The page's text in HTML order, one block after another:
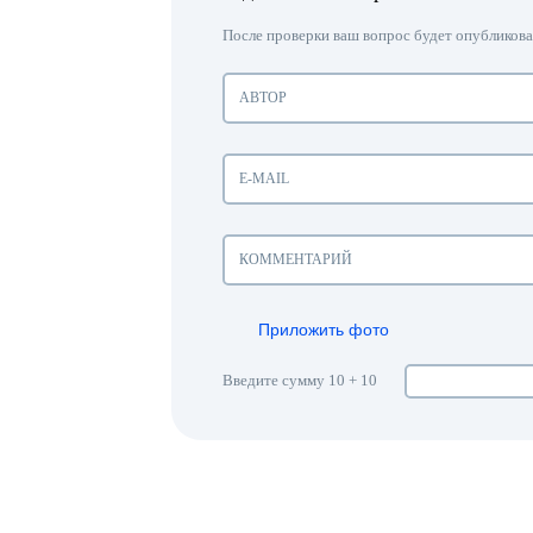
После проверки ваш вопрос будет
Приложить фото
Введите сумму 10 + 10